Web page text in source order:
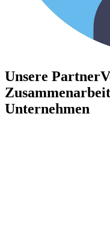
Unsere Partner
Unternehmen